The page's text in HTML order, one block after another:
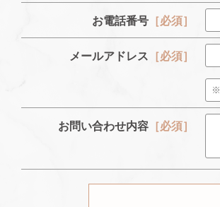
お電話番号 ［必須］
メールアドレス ［必須］
お問い合わせ内容 ［必須］